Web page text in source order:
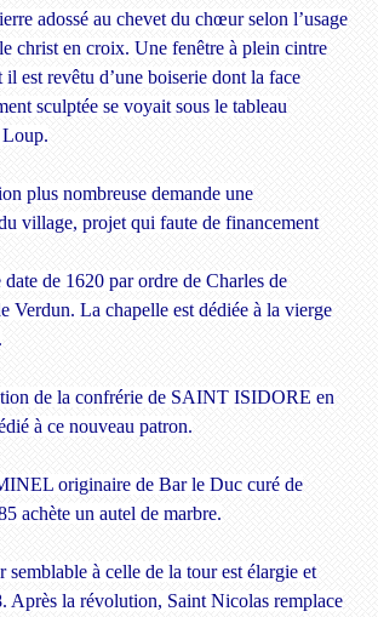
adossé au chevet du chœur selon l’usage
christ en croix. Une fenêtre à plein cintre
il est revêtu d’une boiserie dont la face
sculptée se voyait sous le tableau
Loup.
plus nombreuse demande une
village, projet qui faute de financement
de 1620 par ordre de Charles de
Verdun. La chapelle est dédiée à la vierge
de la confrérie de SAINT ISIDORE en
à ce nouveau patron.
originaire de Bar le Duc curé de
achète un autel de marbre.
semblable à celle de la tour est élargie et
Après la révolution, Saint Nicolas remplace